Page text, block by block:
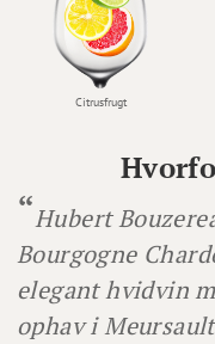
Hubert
Bourgogne
elegant hvidvin
ophav i
Citrusfrugt